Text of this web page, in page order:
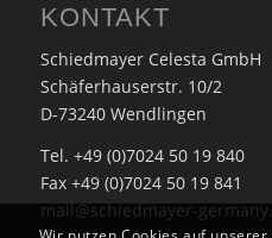
KONTAKT
Schiedmayer Celesta GmbH
Schäferhauserstr. 10/2
D-73240 Wendlingen
Tel. +49 (0)7024 50 19 840
Fax +49 (0)7024 50 19 841
mail@schiedmayer-